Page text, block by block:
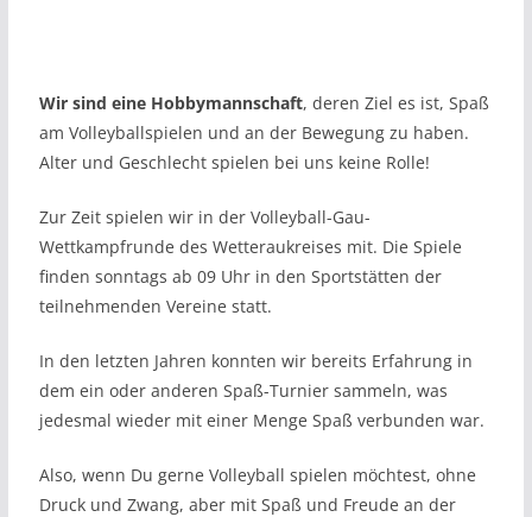
Wir sind eine Hobbymannschaft, deren Ziel es ist, Spaß
am Volleyballspielen und an der Bewegung zu haben.
Alter und Geschlecht spielen bei uns keine Rolle!
Zur Zeit spielen wir in der Volleyball-Gau-
Wettkampfrunde des Wetteraukreises mit. Die Spiele
finden sonntags ab 09 Uhr in den Sportstätten der
teilnehmenden Vereine statt.
In den letzten Jahren konnten wir bereits Erfahrung in
dem ein oder anderen Spaß-Turnier sammeln, was
jedesmal wieder mit einer Menge Spaß verbunden war.
Also, wenn Du gerne Volleyball spielen möchtest, ohne
Druck und Zwang, aber mit Spaß und Freude an der